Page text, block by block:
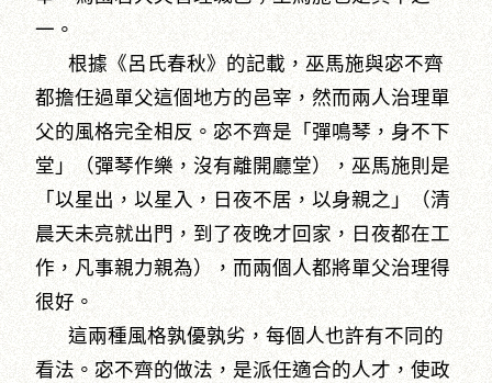
一。
根據《呂氏春秋》的記載，巫馬施與宓不齊
都擔任過單父這個地方的邑宰，然而兩人治理單
父的風格完全相反。宓不齊是「彈鳴琴，身不下
堂」（彈琴作樂，沒有離開廳堂），巫馬施則是
「以星出，以星入，日夜不居，以身親之」（清
晨天未亮就出門，到了夜晚才回家，日夜都在工
作，凡事親力親為），而兩個人都將單父治理得
很好。
這兩種風格孰優孰劣，每個人也許有不同的
看法。宓不齊的做法，是派任適合的人才，使政